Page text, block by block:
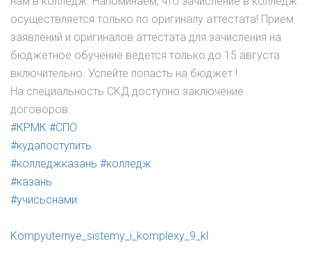
осуществляется только по оригиналу аттестата! Прием
заявлений и оригиналов аттестата для зачисления на
бюджетное обучение ведется только до 15 августа
включительно. Успейте попасть на бюджет !
На специальность СКД доступно заключение
договоров.
#КРМК #СПО
#кудапоступить
#колледжказань #колледж
#казань
#учисьснами
Kompyuternye_sistemy_i_komplexy_9_kl